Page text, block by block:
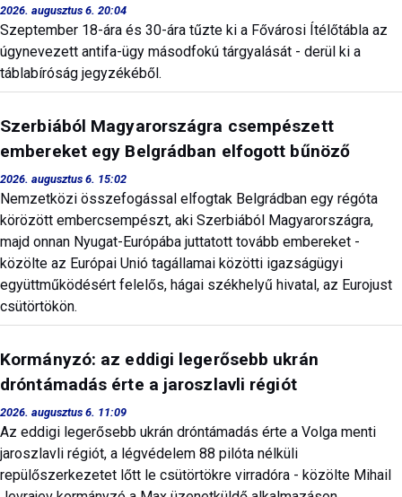
2026. augusztus 6. 20:04
Szeptember 18-ára és 30-ára tűzte ki a Fővárosi Ítélőtábla az
úgynevezett antifa-ügy másodfokú tárgyalását - derül ki a
táblabíróság jegyzékéből.
Szerbiából Magyarországra csempészett
embereket egy Belgrádban elfogott bűnöző
2026. augusztus 6. 15:02
Nemzetközi összefogással elfogtak Belgrádban egy régóta
körözött embercsempészt, aki Szerbiából Magyarországra,
majd onnan Nyugat-Európába juttatott tovább embereket -
közölte az Európai Unió tagállamai közötti igazságügyi
együttműködésért felelős, hágai székhelyű hivatal, az Eurojust
csütörtökön.
Kormányzó: az eddigi legerősebb ukrán
dróntámadás érte a jaroszlavli régiót
2026. augusztus 6. 11:09
Az eddigi legerősebb ukrán dróntámadás érte a Volga menti
jaroszlavli régiót, a légvédelem 88 pilóta nélküli
repülőszerkezetet lőtt le csütörtökre virradóra - közölte Mihail